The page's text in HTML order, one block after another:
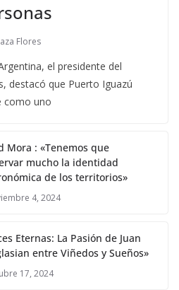
Flores
el presidente del
destacó que Puerto Iguazú
como uno
Mora : «Tenemos que
mucho la identidad
de los territorios»
4, 2024
Eternas: La Pasión de Juan
entre Viñedos y Sueños»
17, 2024